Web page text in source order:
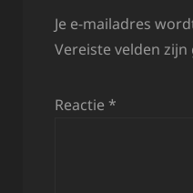
Je e-mailadres
Vereiste velden
Reactie *